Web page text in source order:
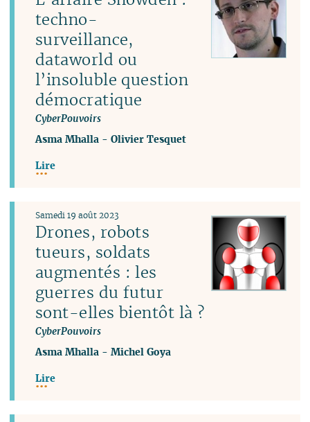
techno-
surveillance,
dataworld ou
l’insoluble question
démocratique
CyberPouvoirs
Asma Mhalla -Olivier Tesquet
Lire
Drones, robots
tueurs, soldats
augmentés : les
guerres du futur
sont-elles bientôt là ?
CyberPouvoirs
Samedi 19 août 2023
Asma Mhalla -Michel Goya
Lire